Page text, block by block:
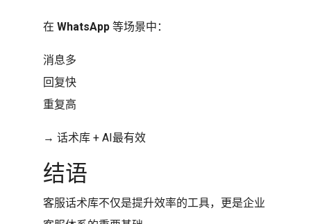
在 WhatsApp 等场景中：
消息多
回复快
重复高
→ 话术库 + AI最有效
结语
客服话术库不仅是提升效率的工具，更是企业